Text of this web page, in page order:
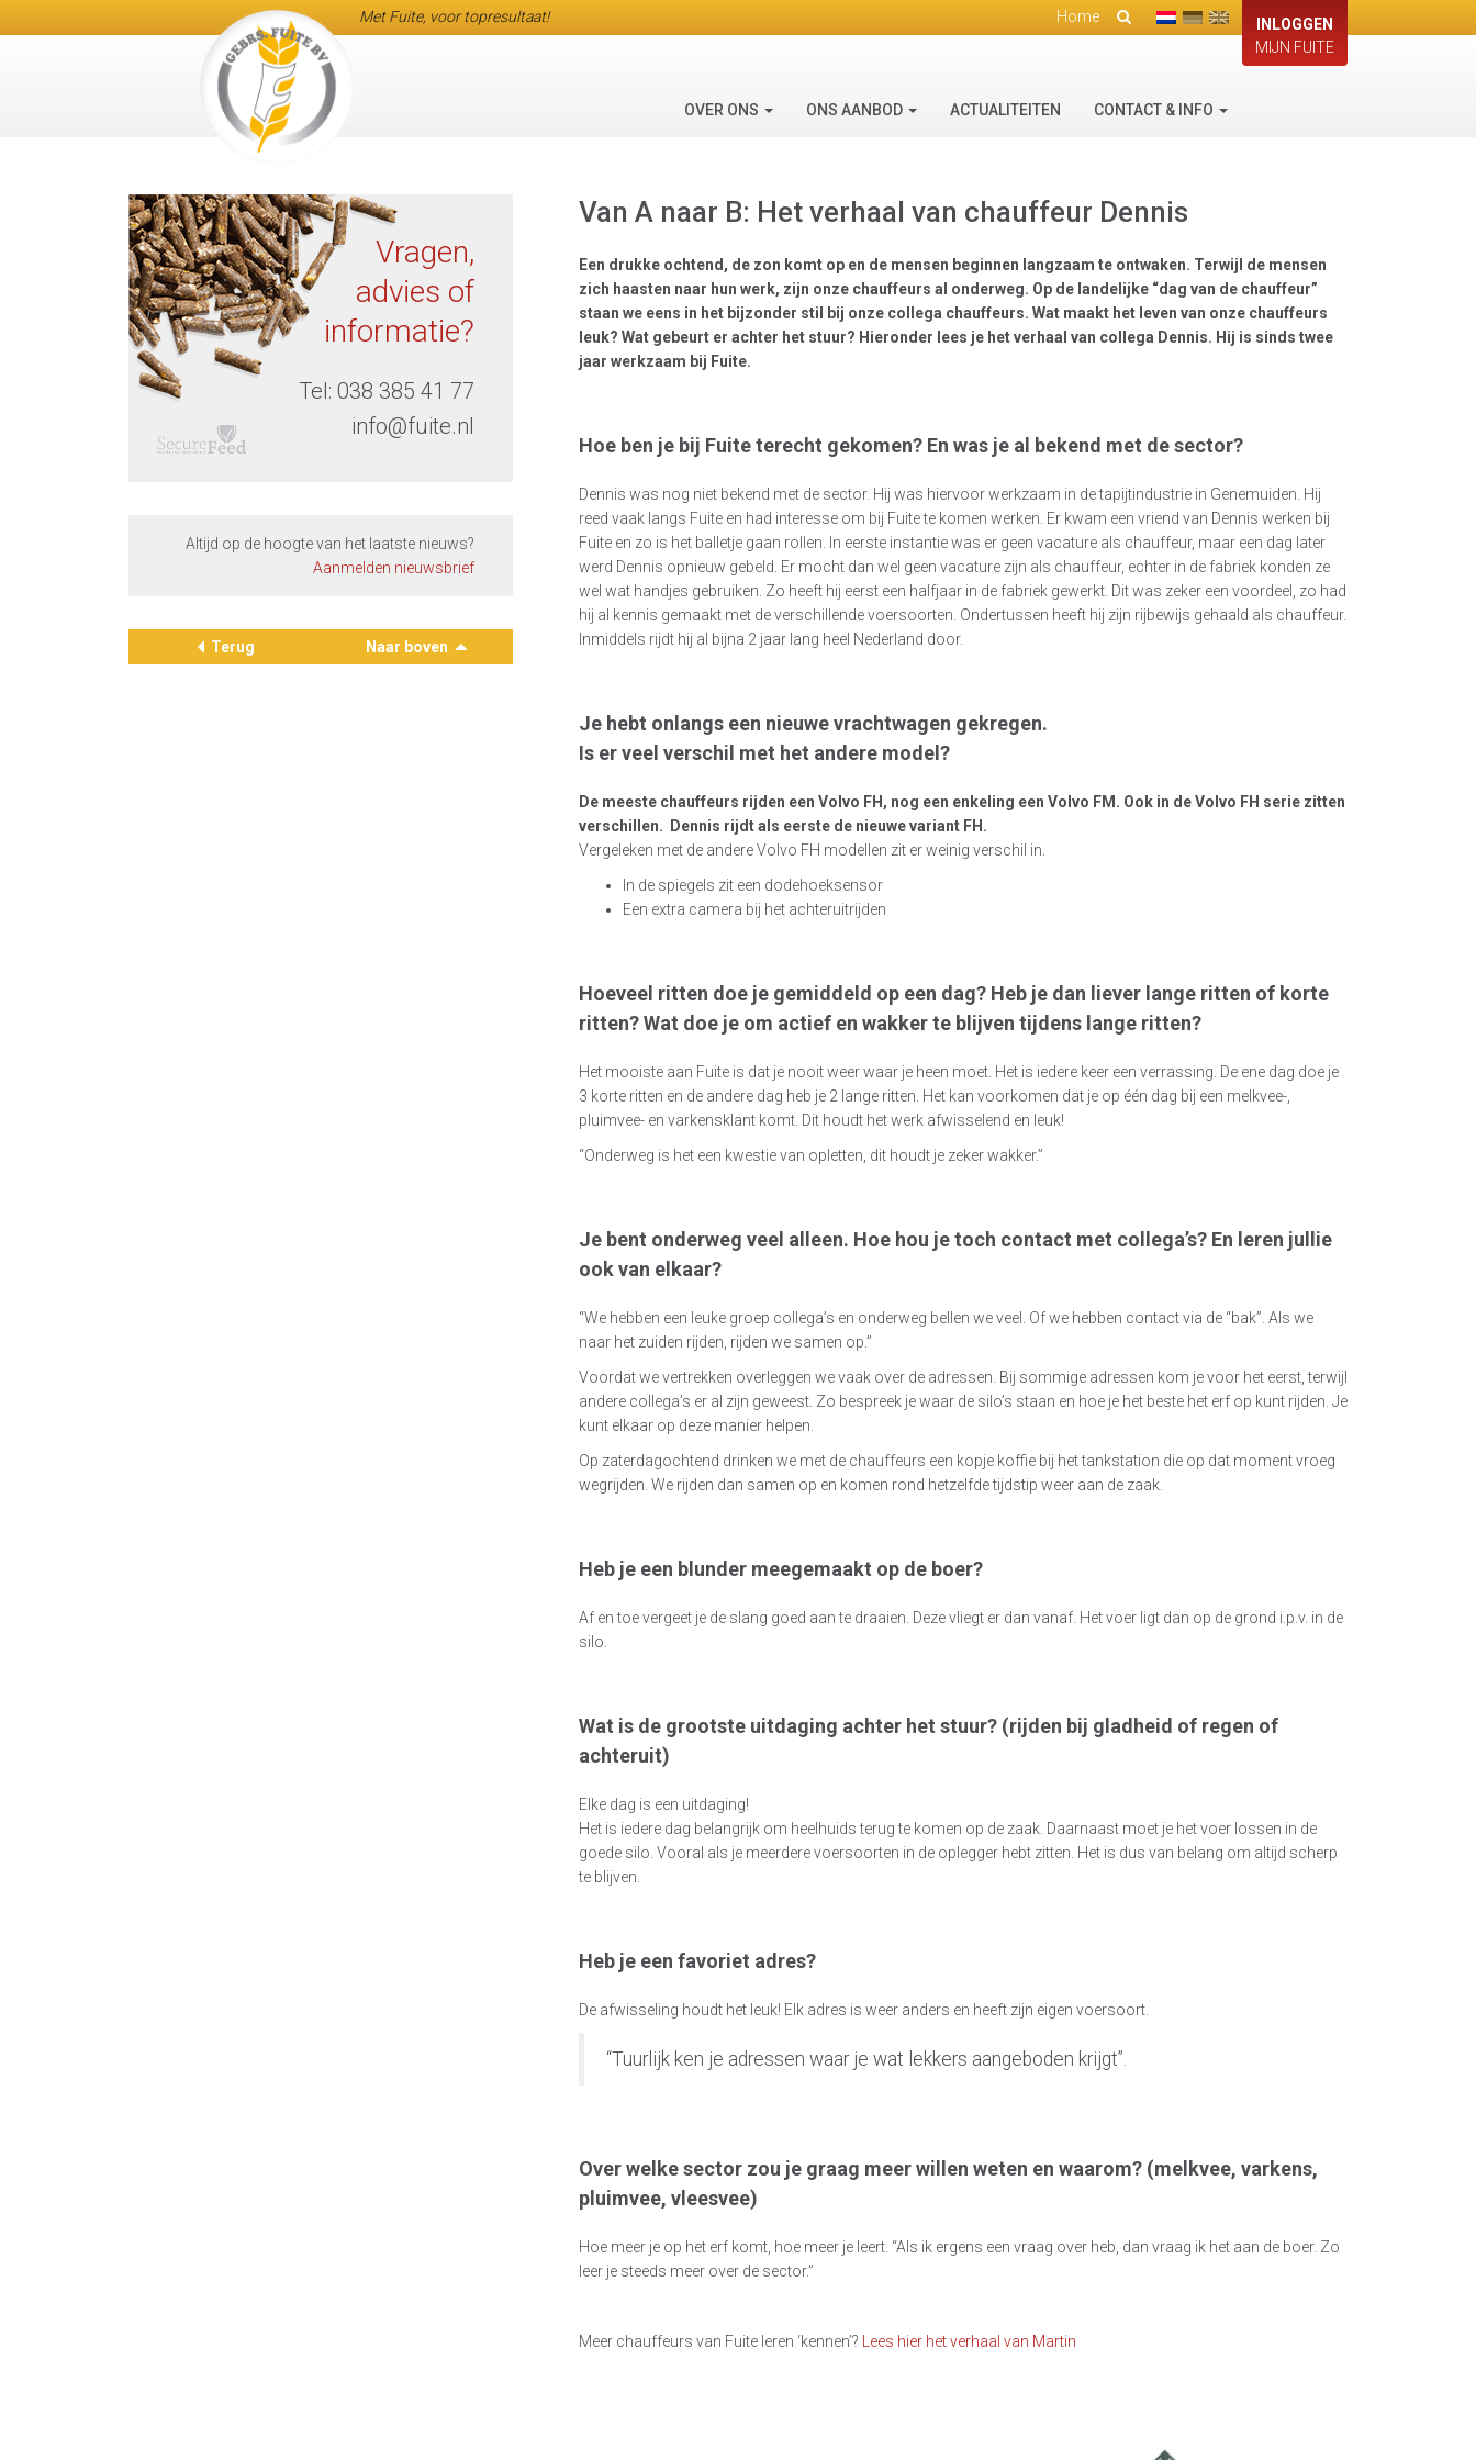
Met Fuite, voor topresultaat! Home
INLOGGEN
MIJN FUITE
OVER ONS ONS AANBOD ACTUALITEITEN CONTACT & INFO
Vragen,
advies of
informatie?
Tel: 038 385 41 77
info@fuite.nl
Altijd op de hoogte van het laatste nieuws?
Aanmelden nieuwsbrief
Terug Naar boven
Van A naar B: Het verhaal van chauffeur Dennis
Een drukke ochtend, de zon komt op en de mensen beginnen langzaam te ontwaken. Terwijl de mensen
zich haasten naar hun werk, zijn onze chauffeurs al onderweg. Op de landelijke “dag van de chauffeur”
staan we eens in het bijzonder stil bij onze collega chauffeurs. Wat maakt het leven van onze chauffeurs
leuk? Wat gebeurt er achter het stuur? Hieronder lees je het verhaal van collega Dennis. Hij is sinds twee
jaar werkzaam bij Fuite.
Hoe ben je bij Fuite terecht gekomen? En was je al bekend met de sector?
Dennis was nog niet bekend met de sector. Hij was hiervoor werkzaam in de tapijtindustrie in Genemuiden. Hij
reed vaak langs Fuite en had interesse om bij Fuite te komen werken. Er kwam een vriend van Dennis werken bij
Fuite en zo is het balletje gaan rollen. In eerste instantie was er geen vacature als chauffeur, maar een dag later
werd Dennis opnieuw gebeld. Er mocht dan wel geen vacature zijn als chauffeur, echter in de fabriek konden ze
wel wat handjes gebruiken. Zo heeft hij eerst een halfjaar in de fabriek gewerkt. Dit was zeker een voordeel, zo had
hij al kennis gemaakt met de verschillende voersoorten. Ondertussen heeft hij zijn rijbewijs gehaald als chauffeur.
Inmiddels rijdt hij al bijna 2 jaar lang heel Nederland door.
Je hebt onlangs een nieuwe vrachtwagen gekregen.
Is er veel verschil met het andere model?
De meeste chauffeurs rijden een Volvo FH, nog een enkeling een Volvo FM. Ook in de Volvo FH serie zitten
verschillen. Dennis rijdt als eerste de nieuwe variant FH.
Vergeleken met de andere Volvo FH modellen zit er weinig verschil in.
In de spiegels zit een dodehoeksensor
Een extra camera bij het achteruitrijden
Hoeveel ritten doe je gemiddeld op een dag? Heb je dan liever lange ritten of korte
ritten?Wat doe je om actief en wakker te blijven tijdens lange ritten?
Het mooiste aan Fuite is dat je nooit weer waar je heen moet. Het is iedere keer een verrassing. De ene dag doe je
3 korte ritten en de andere dag heb je 2 lange ritten. Het kan voorkomen dat je op één dag bij een melkvee-,
pluimvee- en varkensklant komt. Dit houdt het werk afwisselend en leuk!
“Onderweg is het een kwestie van opletten, dit houdt je zeker wakker.”
Je bent onderweg veel alleen. Hoe hou je toch contact met collega’s? En leren jullie
ook van elkaar?
“We hebben een leuke groep collega’s en onderweg bellen we veel. Of we hebben contact via de “bak”. Als we
naar het zuiden rijden, rijden we samen op.”
Voordat we vertrekken overleggen we vaak over de adressen. Bij sommige adressen kom je voor het eerst, terwijl
andere collega’s er al zijn geweest. Zo bespreek je waar de silo’s staan en hoe je het beste het erf op kunt rijden. Je
kunt elkaar op deze manier helpen.
Op zaterdagochtend drinken we met de chauffeurs een kopje koffie bij het tankstation die op dat moment vroeg
wegrijden. We rijden dan samen op en komen rond hetzelfde tijdstip weer aan de zaak.
Heb je een blunder meegemaakt op de boer?
Af en toe vergeet je de slang goed aan te draaien. Deze vliegt er dan vanaf. Het voer ligt dan op de grond i.p.v. in de
silo.
Wat is de grootste uitdaging achter het stuur? (rijden bij gladheid of regen of
achteruit)
Elke dag is een uitdaging!
Het is iedere dag belangrijk om heelhuids terug te komen op de zaak. Daarnaast moet je het voer lossen in de
goede silo. Vooral als je meerdere voersoorten in de oplegger hebt zitten. Het is dus van belang om altijd scherp
te blijven.
Heb je een favoriet adres?
De afwisseling houdt het leuk! Elk adres is weer anders en heeft zijn eigen voersoort.
“Tuurlijk ken je adressen waar je wat lekkers aangeboden krijgt”.
Over welke sector zou je graag meer willen weten en waarom? (melkvee, varkens,
pluimvee, vleesvee)
Hoe meer je op het erf komt, hoe meer je leert. “Als ik ergens een vraag over heb, dan vraag ik het aan de boer. Zo
leer je steeds meer over de sector.”
Meer chauffeurs van Fuite leren ‘kennen’? Lees hier het verhaal van Martin